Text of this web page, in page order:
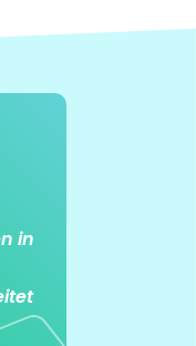
in